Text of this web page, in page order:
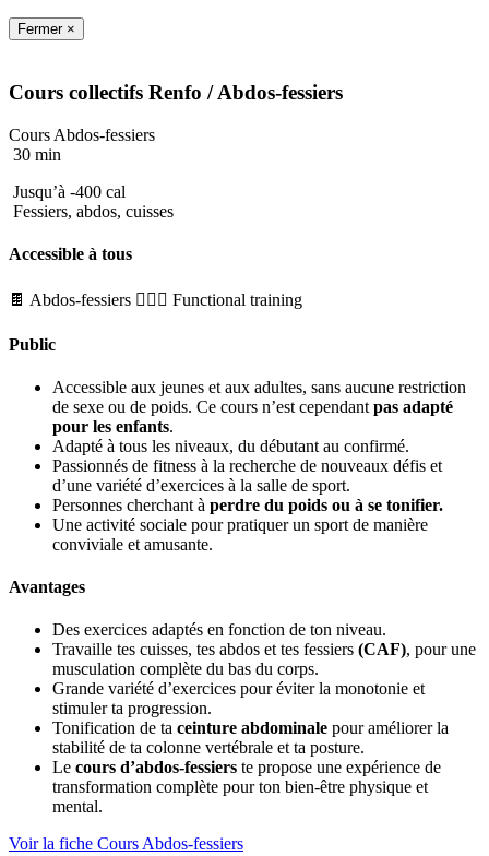
Fermer ×
Cours collectifs Renfo / Abdos-fessiers
Cours Abdos-fessiers
30 min
Jusqu’à -400 cal
Fessiers, abdos, cuisses
Accessible à tous
🍫 Abdos-fessiers 🏋🏼‍♂️ Functional training
Public
Accessible aux jeunes et aux adultes, sans aucune restriction
de sexe ou de poids. Ce cours n’est cependant pas adapté
pour les enfants.
Adapté à tous les niveaux, du débutant au confirmé.
Passionnés de fitness à la recherche de nouveaux défis et
d’une variété d’exercices à la salle de sport.
Personnes cherchant à perdre du poids ou à se tonifier.
Une activité sociale pour pratiquer un sport de manière
conviviale et amusante.
Avantages
Des exercices adaptés en fonction de ton niveau.
Travaille tes cuisses, tes abdos et tes fessiers (CAF), pour une
musculation complète du bas du corps.
Grande variété d’exercices pour éviter la monotonie et
stimuler ta progression.
Tonification de ta ceinture abdominale pour améliorer la
stabilité de ta colonne vertébrale et ta posture.
Le cours d’abdos-fessiers te propose une expérience de
transformation complète pour ton bien-être physique et
mental.
Voir la fiche Cours Abdos-fessiers